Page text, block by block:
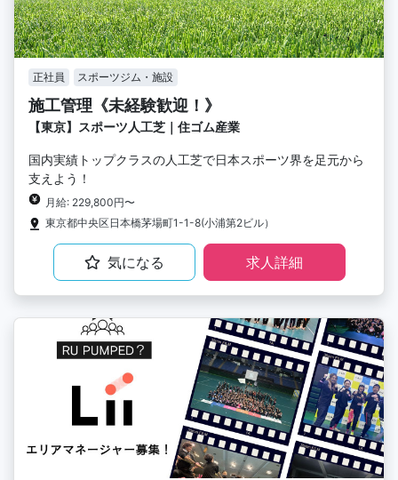
正社員 スポーツジム・施設
施工管理《未経験歓迎！》
【東京】スポーツ人工芝｜住ゴム産業
国内実績トップクラスの人工芝で日本スポーツ界を足元から
支えよう！
月給: 229,800円〜
東京都中央区日本橋茅場町1-1-8(小浦第2ビル）
気になる 求人詳細